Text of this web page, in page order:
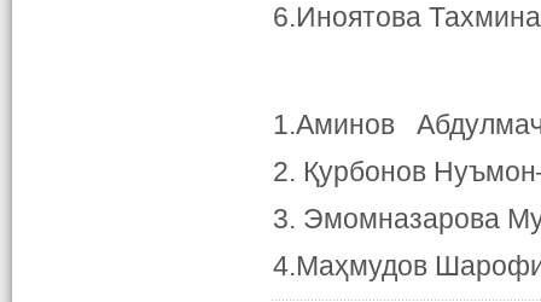
6.Иноятова
1.Аминов
2. Қурбонов
3. Эмомназарова
4.Маҳмудов